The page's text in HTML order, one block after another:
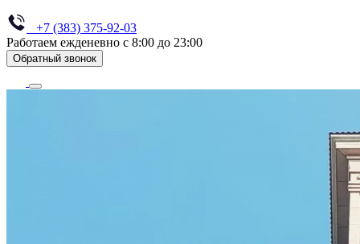
+7 (383) 375-92-03
Работаем ежденевно с 8:00 до 23:00
Обратный звонок